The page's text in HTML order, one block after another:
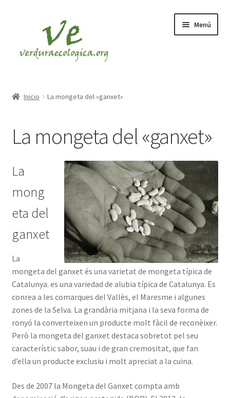
navegación
Menú
VERDURA
Inicio La mongeta del «ganxet»
La mongeta del «ganxet»
La
mong
eta del
ganxet
La
mongeta del ganxet és una varietat de mongeta típica de
Catalunya. es una variedad de alubia típica de Catalunya. Es
conrea a les comarques del Vallès, el Maresme i algunes
zones de la Selva. La grandària mitjana i la seva forma de
ronyó la converteixen un producte molt fàcil de reconèixer.
Però la mongeta del ganxet destaca sobretot pel seu
característic sabor, suau i de gran cremositat, que fan
d’ella un producte exclusiu i molt apreciat a la cuina.
Des de 2007 la Mongeta del Ganxet compta amb